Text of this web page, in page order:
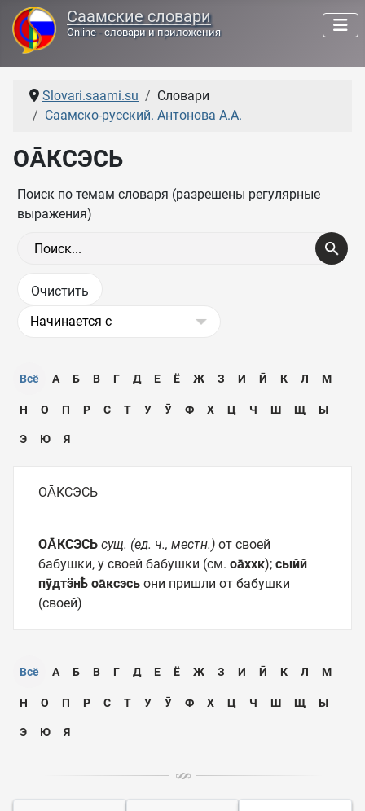
Саамские словари
Online - словари и приложения
Slovari.saami.su
Словари
Саамско-русский. Антонова А.А.
ОА̄КСЭСЬ
Поиск по темам словаря (разрешены регулярные
выражения)
Всё А Б В Г Д Е Ё Ж З И Ӣ К Л М
Н О П Р С Т У Ӯ Ф Х Ц Ч Ш Щ Ы
Э Ю Я
ОА̄КСЭСЬ
ОА̄КСЭСЬ сущ. (ед. ч., местн.) от своей
бабушки, у своей бабушки (см. оа̄ххк); сыйй
пӯдтӭнҍ оа̄ксэсь они пришли от бабушки
(своей)
Всё А Б В Г Д Е Ё Ж З И Ӣ К Л М
Н О П Р С Т У Ӯ Ф Х Ц Ч Ш Щ Ы
Э Ю Я